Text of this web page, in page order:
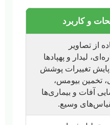
و کاربرد
از تصاویر
لیدار و پهپادها
پایش تغییرات پوشش
تخمین بیومس،
آفات و بیماری‌ها
وسیع.